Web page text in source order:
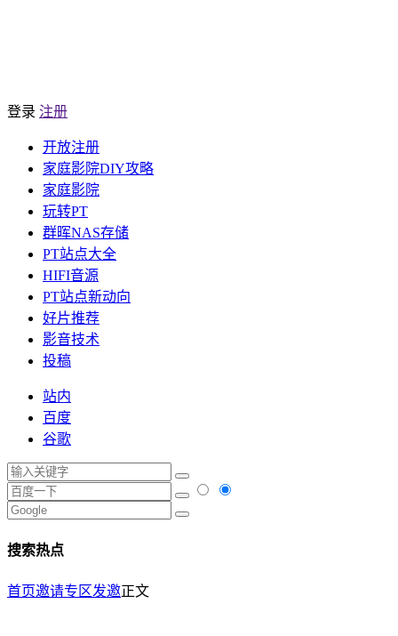
登录 注册
开放注册
家庭影院DIY攻略
家庭影院
玩转PT
群晖NAS存储
PT站点大全
HIFI音源
PT站点新动向
好片推荐
影音技术
投稿
站内
百度
谷歌
搜索热点
首页邀请专区发邀正文